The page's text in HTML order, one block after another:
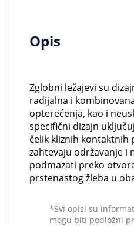
Opis
Zglobni ležajevi su
radijalna i
opterećenja, kao i
specifični dizajn
čelik kliznih kontaktnih
zahtevaju održavanje i
podmazati preko
prstenastog žleba u
*Svi opisi su
mogu biti podložni